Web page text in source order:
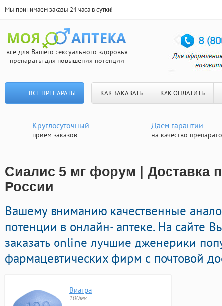
Мы принимаем заказы 24 часа в сутки!
все для Вашего сексуального здоровья
препараты для повышения потенции
ВСЕ ПРЕПАРАТЫ КАК ЗАКАЗАТЬ КАК ОПЛАТИТЬ
Круглосуточный
прием заказов
Даем гарантии
на качество
Сиалис 5 мг форум | Доставка
России
Вашему вниманию качественные
потенции в онлайн- аптеке. На сайте
заказать online лучшие дженерики
фармацевтических фирм с почтовой
Виагра
100мг